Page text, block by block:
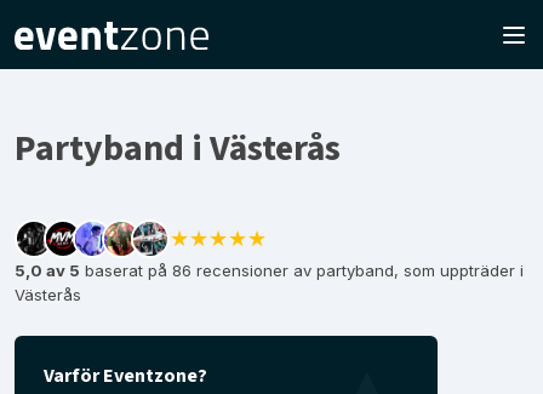
Partyband i Västerås
★★★★★
5,0 av 5 baserat på 86 recensioner av partyband, som uppträder i
Västerås
Varför Eventzone?